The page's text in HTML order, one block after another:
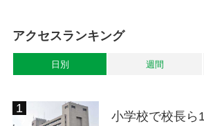
アクセスランキング
日別 週間
小学校で校長ら